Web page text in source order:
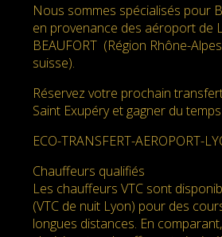
Nous sommes spécialisés pour
en provenance des aéroport de
BEAUFORT (Région Rhône-
suisse).
Réservez votre prochain
Saint Exupéry et gagner du
ECO-TRANSFERT-AEROPORT-
Chauffeurs qualifiés
Les chauffeurs VTC sont
(VTC de nuit Lyon) pour des
longues distances. En